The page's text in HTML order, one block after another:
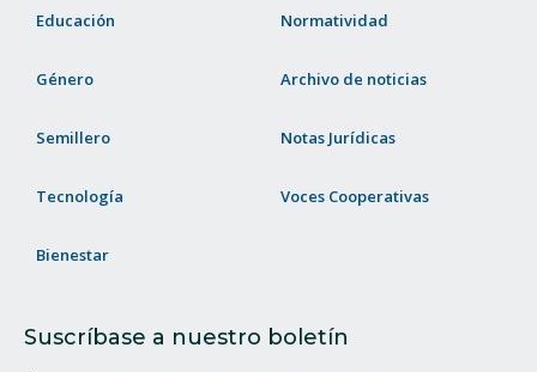
Educación
Género
Semillero
Tecnología
Bienestar
Normatividad
Archivo de noticias
Notas Jurídicas
Voces Cooperativas
Suscríbase a nuestro boletín